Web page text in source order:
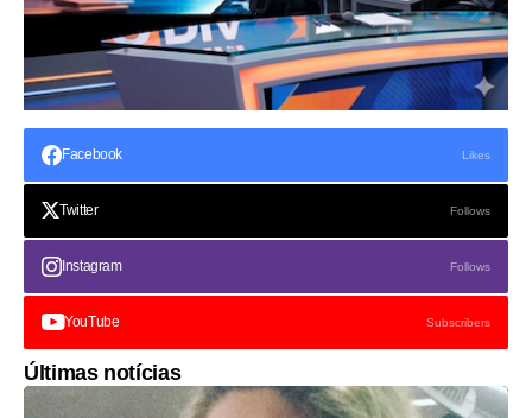
Facebook Likes
Twitter Follows
Instagram Follows
YouTube Subscribers
Últimas notícias